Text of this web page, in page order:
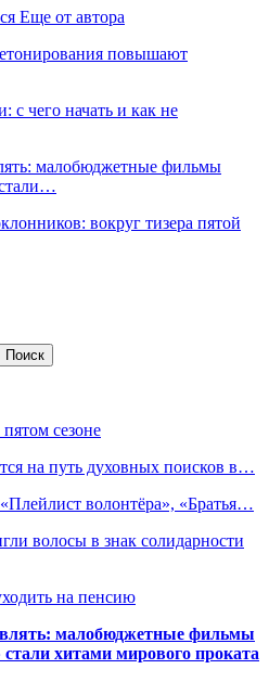
Еще от автора
повышают
с чего начать и как не
малобюджетные фильмы
вокруг тизера пятой
сезоне
на путь духовных поисков в…
волонтёра», «Братья…
волосы в знак солидарности
на пенсию
малобюджетные фильмы
стали хитами мирового проката